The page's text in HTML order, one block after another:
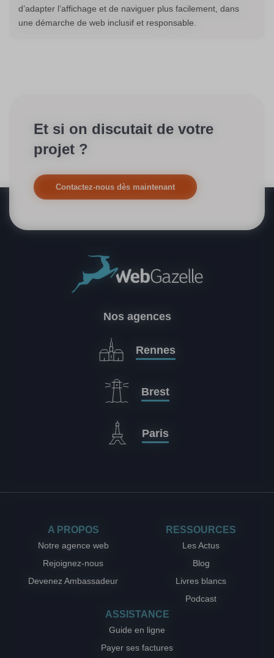
d’adapter l’affichage et de naviguer plus facilement, dans
une démarche de web inclusif et responsable.
Et si on discutait de votre
projet ?
Contactez-nous dès maintenant
Nos agences
Rennes
Brest
Paris
A PROPOS
Notre agence web
Rejoignez-nous
Devenez Ambassadeur
RESSOURCES
Les Actus
Blog
Livres blancs
Podcast
ASSISTANCE
Guide en ligne
Payer ses factures